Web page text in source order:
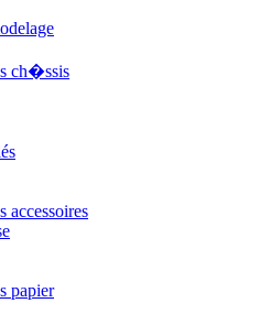
ch�ssis
accessoires
papier